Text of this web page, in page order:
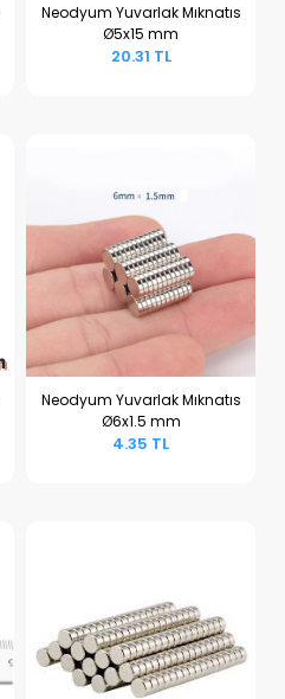
Sepete Ekle
Neodyum Yuvarlak Mıknatıs
Ø5x15 mm
20.31 TL
Sepete Ekle
Neodyum Yuvarlak Mıknatıs
Ø6x1.5 mm
4.35 TL